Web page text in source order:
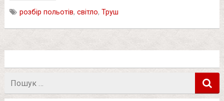
розбір польотів, світло, Труш